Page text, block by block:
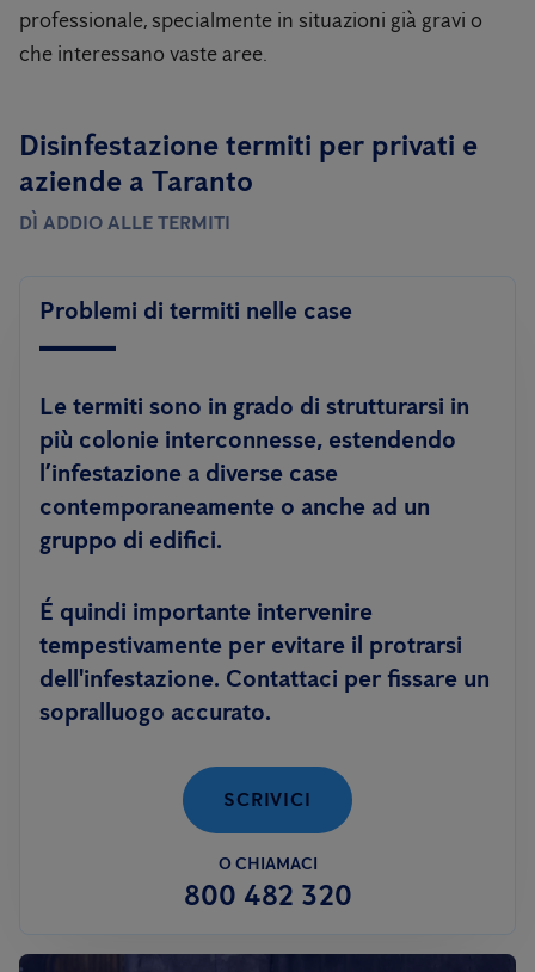
professionale, specialmente in situazioni già gravi o
che interessano vaste aree.
Disinfestazione termiti per privati ​​e
aziende a Taranto
DÌ ADDIO ALLE TERMITI
Problemi di termiti nelle case
Le termiti sono in grado di strutturarsi in
più colonie interconnesse, estendendo
l’infestazione a diverse case
contemporaneamente o anche ad un
gruppo di edifici.
É quindi importante intervenire
tempestivamente per evitare il protrarsi
dell'infestazione. Contattaci per fissare un
sopralluogo accurato.
SCRIVICI
O CHIAMACI
800 482 320